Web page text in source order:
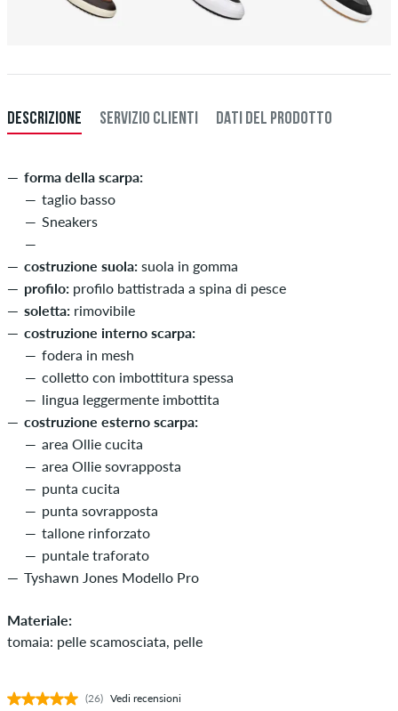
DESCRIZIONE SERVIZIO CLIENTI DATI DEL PRODOTTO
forma della scarpa:
taglio basso
Sneakers
costruzione suola: suola in gomma
profilo: profilo battistrada a spina di pesce
soletta: rimovibile
costruzione interno scarpa:
fodera in mesh
colletto con imbottitura spessa
lingua leggermente imbottita
costruzione esterno scarpa:
area Ollie cucita
area Ollie sovrapposta
punta cucita
punta sovrapposta
tallone rinforzato
puntale traforato
Tyshawn Jones Modello Pro
Materiale:
tomaia: pelle scamosciata, pelle
(26) Vedi recensioni